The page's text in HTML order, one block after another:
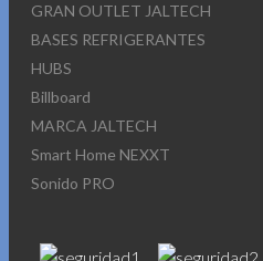
GRAN OUTLET JALTECH
BASES REFRIGERANTES
HUBS
Billboard
MARCA JALTECH
Smart Home NEXXT
Sonido PRO